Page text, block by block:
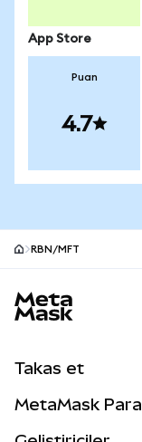
App Store
Puan
4.7
RBN/MFT
Takas et
MetaMask Para